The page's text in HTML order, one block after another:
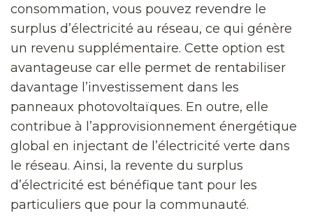
consommation, vous pouvez revendre le
surplus d’électricité au réseau, ce qui génère
un revenu supplémentaire. Cette option est
avantageuse car elle permet de rentabiliser
davantage l’investissement dans les
panneaux photovoltaïques. En outre, elle
contribue à l’approvisionnement énergétique
global en injectant de l’électricité verte dans
le réseau. Ainsi, la revente du surplus
d’électricité est bénéfique tant pour les
particuliers que pour la communauté.